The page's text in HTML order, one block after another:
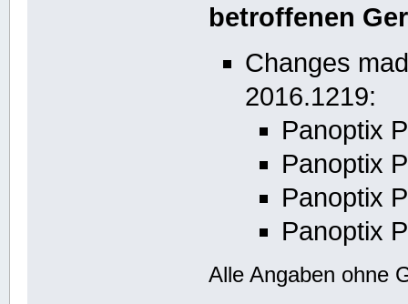
betroffenen
Changes
2016.1219:
Panoptix
Panoptix
Panoptix
Panoptix
Alle Angaben ohne